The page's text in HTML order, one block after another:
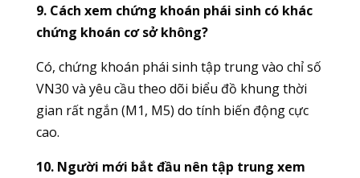
9. Cách xem chứng khoán phái sinh có khác
chứng khoán cơ sở không?
Có, chứng khoán phái sinh tập trung vào chỉ số
VN30 và yêu cầu theo dõi biểu đồ khung thời
gian rất ngắn (M1, M5) do tính biến động cực
cao.
10. Người mới bắt đầu nên tập trung xem